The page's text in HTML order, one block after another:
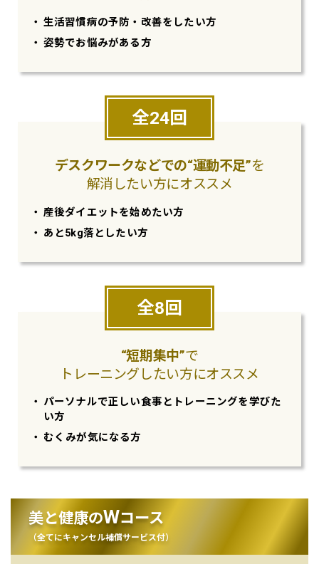
生活習慣病の予防・改善をしたい方
姿勢でお悩みがある方
全24回
デスクワークなどでの“運動不足”を
解消 したい方にオススメ
産後ダイエットを始めたい方
あと5kg落としたい方
全8回
“短期集中”で
トレーニング したい方にオススメ
パーソナルで正しい食事とトレーニングを学びた
い方
むくみが気になる方
美と健康のWコース
（全てにキャンセル補償サービス付）